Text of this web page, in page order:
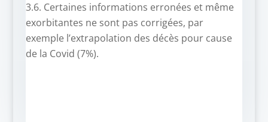
3.6. Certaines informations erronées et même
exorbitantes ne sont pas corrigées, par
exemple l’extrapolation des décès pour cause
de la Covid (7%).